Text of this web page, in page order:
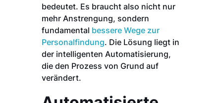
bedeutet. Es braucht also nicht nur
mehr Anstrengung, sondern
fundamental bessere Wege zur
Personalfindung. Die Lösung liegt in
der intelligenten Automatisierung,
die den Prozess von Grund auf
verändert.